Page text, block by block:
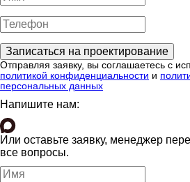
Отправляя заявку, вы соглашаетесь с
политикой конфиденциальности и
персональных данных
Напишите нам:
Или оставьте заявку, менеджер
все вопросы.